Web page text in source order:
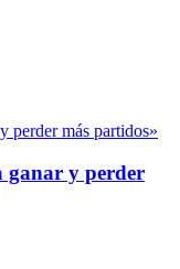
ganar y perder